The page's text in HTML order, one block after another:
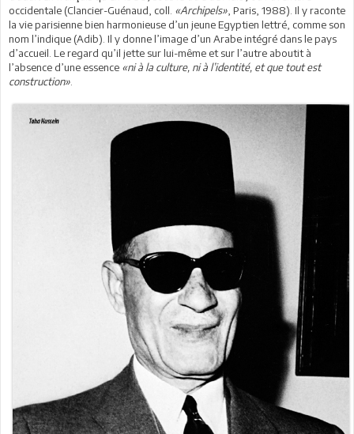
occidentale (Clancier-Guénaud, coll. «Archipels» , Paris, 1988). Il y raconte
la vie parisienne bien harmonieuse d’un jeune Egyptien lettré, comme son
nom l’indique (Adib). Il y donne l’image d’un Arabe intégré dans le pays
d’accueil. Le regard qu’il jette sur lui-même et sur l’autre aboutit à
l’absence d’une essence «ni à la culture, ni à l’identité, et que tout est
construction»